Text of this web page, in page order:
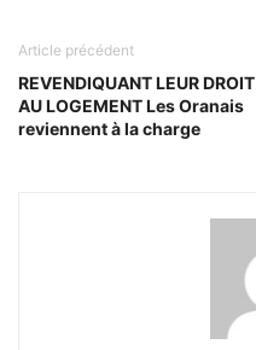
Article précédent
REVENDIQUANT LEUR DROIT
AU LOGEMENT Les Oranais
reviennent à la charge